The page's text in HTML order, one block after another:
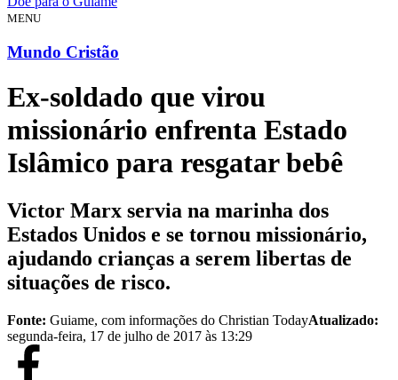
MENU
Mundo Cristão
Ex-soldado que virou
missionário enfrenta Estado
Islâmico para resgatar bebê
Victor Marx servia na marinha dos
Estados Unidos e se tornou missionário,
ajudando crianças a serem libertas de
situações de risco.
Fonte: Guiame, com informações do Christian TodayAtualizado:
segunda-feira, 17 de julho de 2017 às 13:29